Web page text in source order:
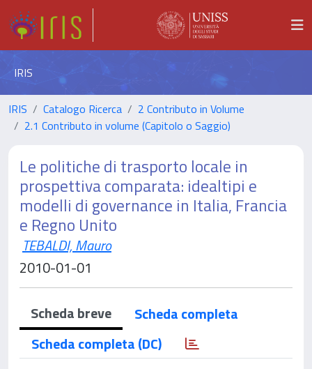
IRIS
IRIS Catalogo Ricerca
2 Contributo in Volume
2.1 Contributo in volume (Capitolo o Saggio)
Le politiche di trasporto locale in
prospettiva comparata: idealtipi e
modelli di governance in Italia, Francia
e Regno Unito
TEBALDI, Mauro
2010-01-01
Scheda breve
Scheda completa
Scheda completa (DC)